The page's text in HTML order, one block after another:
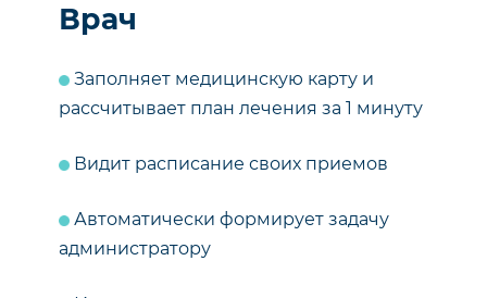
Врач
Заполняет медицинскую карту и
рассчитывает план лечения за 1 минуту
Видит расписание своих приемов
Автоматически формирует задачу
администратору